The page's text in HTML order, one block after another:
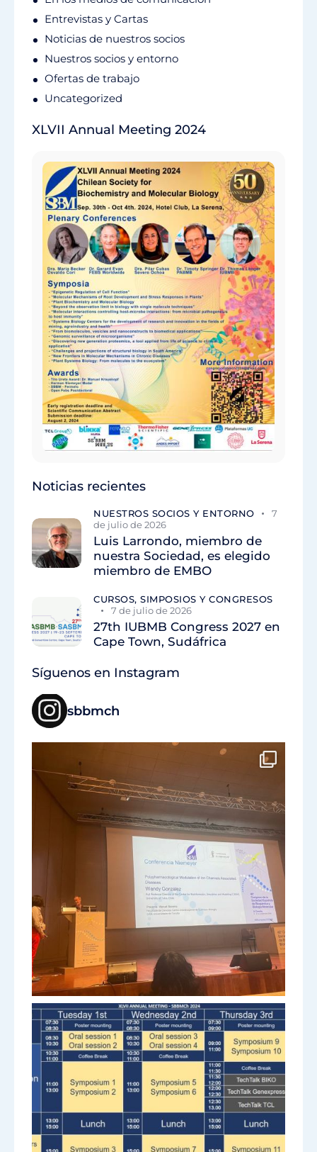
Entrevistas y Cartas
Noticias de nuestros socios
Nuestros socios y entorno
Ofertas de trabajo
Uncategorized
XLVII Annual Meeting 2024
Noticias recientes
NUESTROS SOCIOS Y ENTORNO
7
de julio de 2026
Luis Larrondo, miembro de
nuestra Sociedad, es elegido
miembro de EMBO
CURSOS, SIMPOSIOS Y CONGRESOS
7 de julio de 2026
27th IUBMB Congress 2027 en
Cape Town, Sudáfrica
Síguenos en Instagram
sbbmch